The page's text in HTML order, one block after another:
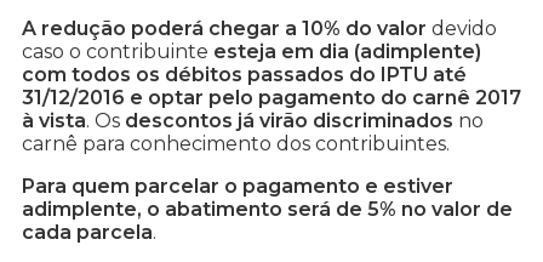
A redução poderá chegar a 10% do valor devido
caso o contribuinte esteja em dia (adimplente)
com todos os débitos passados do IPTU até
31/12/2016 e optar pelo pagamento do carnê 2017
à vista. Os descontos já virão discriminados no
carnê para conhecimento dos contribuintes.
Para quem parcelar o pagamento e estiver
adimplente, o abatimento será de 5% no valor de
cada parcela.